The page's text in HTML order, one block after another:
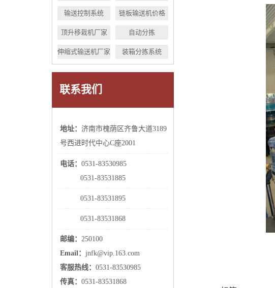
输送控制系统 链板输送机价格
顶升移栽机厂家 自动分拣
伸缩式输送机厂家 装箱分拣系统
联系我们
地址： 济南市槐荫区齐鲁大道3189
号西进时代中心C座2001
电话： 0531-83530985
0531-83531885
0531-83531895
0531-83531868
邮编： 250100
Email： jnfk@vip.163.com
客服热线： 0531-83530985
传真： 0531-83531868